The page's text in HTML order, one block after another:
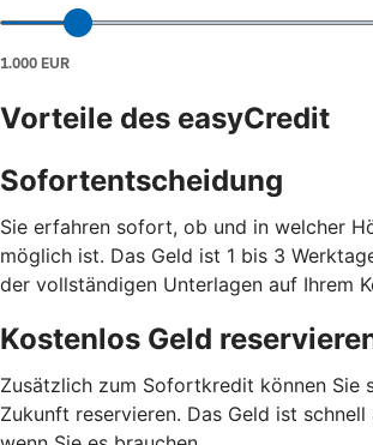
Vorteile des easyCredit
Sofortentscheidung
Sie erfahren sofort, ob und in welcher
möglich ist. Das Geld ist 1 bis 3
der vollständigen Unterlagen auf Ihrem
Kostenlos Geld
Zusätzlich zum Sofortkredit können Sie
Zukunft reservieren. Das Geld ist schnell